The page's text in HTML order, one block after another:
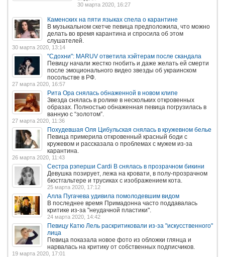
30 марта 2020, 16:27
Каменских на пяти языках спела о карантине
В музыкальном скетче певица предположила, что можно
делать во время карантина и спросила об этом
слушателей.
30 марта 2020, 13:14
"Сдохни": MARUV ответила хэйтерам после скандала
Певицу начали жестко гнобить и даже желать ей смерти
после эмоционального видео звезды об украинском
посольстве в РФ.
27 марта 2020, 16:57
Рита Ора снялась обнаженной в новом клипе
Звезда снялась в ролике в нескольких откровенных
образах. Полностью обнаженная певица погрузилась в
ванную с “золотом”.
27 марта 2020, 11:36
Похудевшая Оля Цибульская снялась в кружевном белье
Певица примерила откровенный красный боди с
кружевом и рассказала о проблемах с мужем из-за
карантина.
26 марта 2020, 11:43
Сестра рэперши Cardi B снялась в прозрачном бикини
Девушка позирует, лежа на кровати, в полу-прозрачном
бюстгальтере и трусиках с изображением кота.
25 марта 2020, 17:12
Алла Пугачева удивила помолодевшим видом
В последнее время Примадонна часто поддавалась
критике из-за "неудачной пластики".
24 марта 2020, 14:42
Певицу Катю Лель раскритиковали из-за "искусственного"
лица
Певица показала новое фото из обложки глянца и
нарвалась на критику от собственных подписчиков.
19 марта 2020, 17:01